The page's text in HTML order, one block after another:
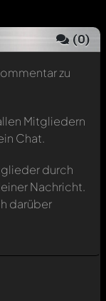
(0)
zu
Mitgliedern
Chat.
durch
Nachricht.
darüber